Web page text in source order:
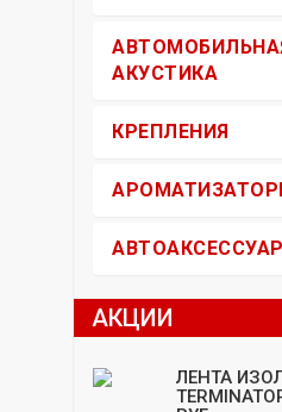
АКУСТИКА
КРЕПЛЕНИЯ
АКЦИИ
ЛЕНТА